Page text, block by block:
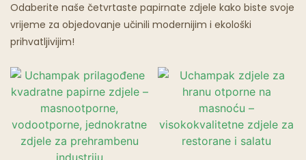
Odaberite naše četvrtaste papirnate zdjele kako biste svoje
vrijeme za objedovanje učinili modernijim i ekološki
prihvatljivijim!